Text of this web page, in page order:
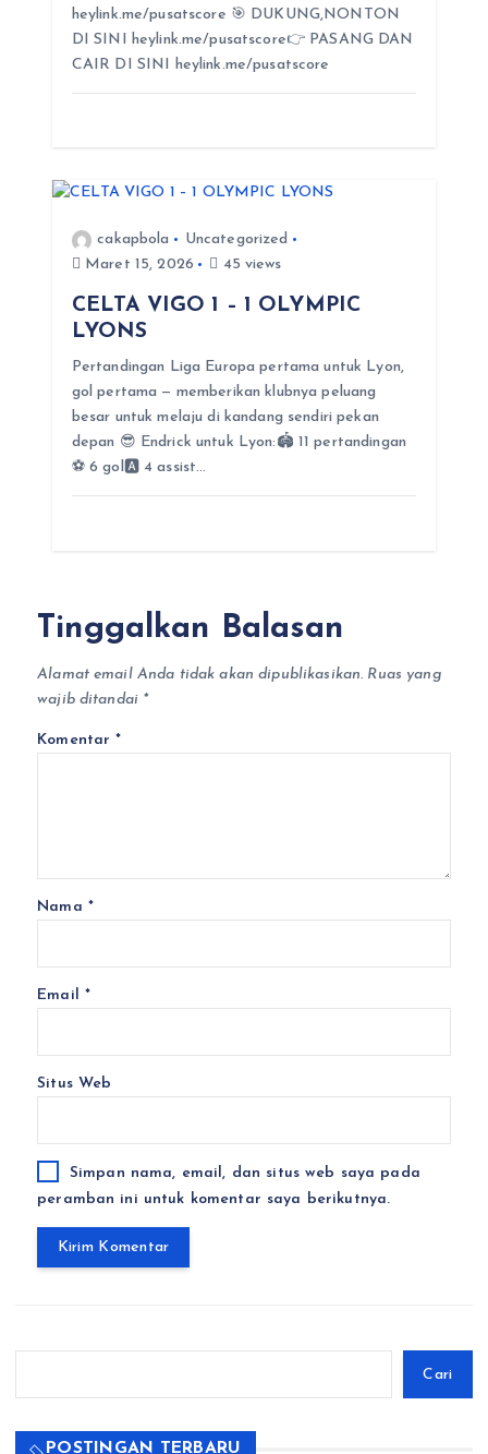
heylink.me/pusatscore 🎯 DUKUNG,NONTON
DI SINI heylink.me/pusatscore👉 PASANG DAN
CAIR DI SINI heylink.me/pusatscore
cakapbola
Uncategorized
Maret 15, 2026
45 views
CELTA VIGO 1 – 1 OLYMPIC
LYONS
Pertandingan Liga Europa pertama untuk Lyon,
gol pertama — memberikan klubnya peluang
besar untuk melaju di kandang sendiri pekan
depan 😎 Endrick untuk Lyon:🏟️ 11 pertandingan
⚽ 6 gol🅰️ 4 assist…
Tinggalkan Balasan
Alamat email Anda tidak akan dipublikasikan. Ruas yang
wajib ditandai *
Komentar*
Nama *
Email *
Situs Web
Simpan nama, email, dan situs web saya pada
peramban ini untuk komentar saya berikutnya.
Cari
POSTINGAN TERBARU